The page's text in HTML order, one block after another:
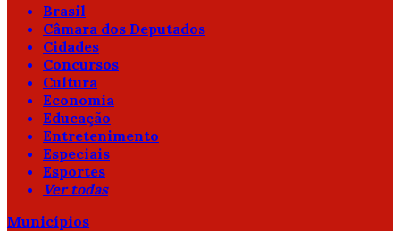
Brasil
Câmara dos Deputados
Cidades
Concursos
Cultura
Economia
Educação
Entretenimento
Especiais
Esportes
Ver todas
Municípios